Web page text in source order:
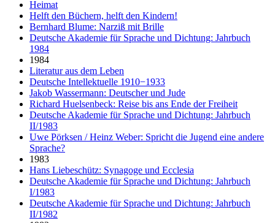
Heimat
Helft den Büchern, helft den Kindern!
Bernhard Blume: Narziß mit Brille
Deutsche Akademie für Sprache und Dichtung: Jahrbuch
1984
1984
Literatur aus dem Leben
Deutsche Intellektuelle 1910−1933
Jakob Wassermann: Deutscher und Jude
Richard Huelsenbeck: Reise bis ans Ende der Freiheit
Deutsche Akademie für Sprache und Dichtung: Jahrbuch
II/1983
Uwe Pörksen / Heinz Weber: Spricht die Jugend eine andere
Sprache?
1983
Hans Liebeschütz: Synagoge und Ecclesia
Deutsche Akademie für Sprache und Dichtung: Jahrbuch
I/1983
Deutsche Akademie für Sprache und Dichtung: Jahrbuch
II/1982